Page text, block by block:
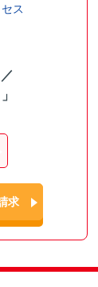
ス
求